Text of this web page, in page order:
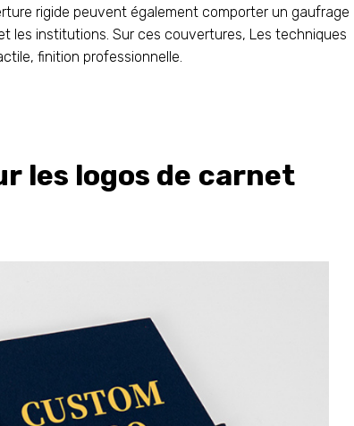
rigide peuvent également comporter un gaufrage
les institutions. Sur ces couvertures, Les techniques
finition professionnelle.
les logos de carnet